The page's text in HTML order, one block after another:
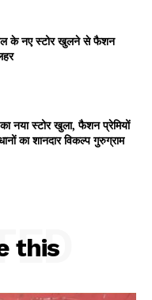
के नए स्टोर खुलने से फैशन
नया स्टोर खुला, फैशन प्रेमियों
का शानदार विकल्प गुरुग्राम
this